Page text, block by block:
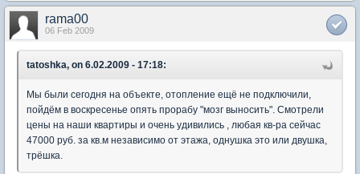
rama00
06 Feb 2009
tatoshka, on 6.02.2009 - 17:18:
Мы были сегодня на объекте, отопление ещё не подключили,
пойдём в воскресенье опять прорабу "мозг выносить". Смотрели
цены на наши квартиры и очень удивились , любая кв-ра сейчас
47000 руб. за кв.м независимо от этажа, однушка это или двушка,
трёшка.